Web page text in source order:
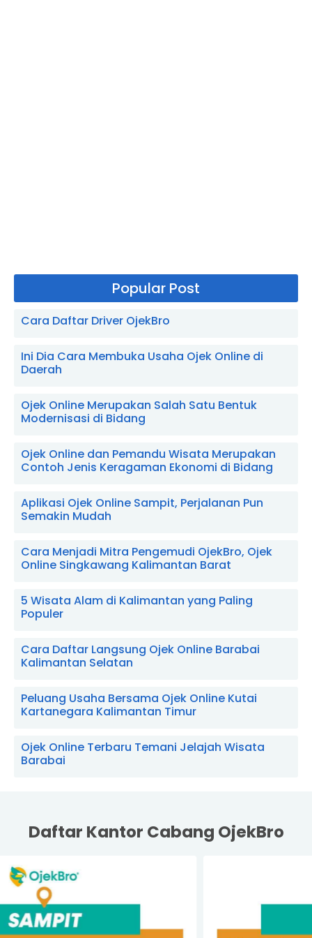
Popular Post
Cara Daftar Driver OjekBro
Ini Dia Cara Membuka Usaha Ojek Online di
Daerah
Ojek Online Merupakan Salah Satu Bentuk
Modernisasi di Bidang
Ojek Online dan Pemandu Wisata Merupakan
Contoh Jenis Keragaman Ekonomi di Bidang
Aplikasi Ojek Online Sampit, Perjalanan Pun
Semakin Mudah
Cara Menjadi Mitra Pengemudi OjekBro, Ojek
Online Singkawang Kalimantan Barat
5 Wisata Alam di Kalimantan yang Paling
Populer
Cara Daftar Langsung Ojek Online Barabai
Kalimantan Selatan
Peluang Usaha Bersama Ojek Online Kutai
Kartanegara Kalimantan Timur
Ojek Online Terbaru Temani Jelajah Wisata
Barabai
Daftar Kantor Cabang OjekBro
r
e
v
i
t